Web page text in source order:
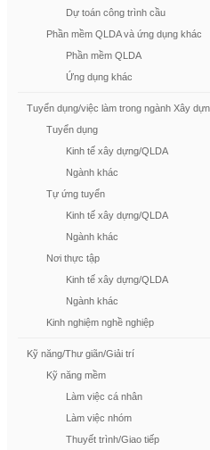
Dự toán công trình cầu
Phần mềm QLDA và ứng dụng khác
Phần mềm QLDA
Ứng dụng khác
Tuyển dụng/việc làm trong ngành Xây
Tuyển dụng
Kinh tế xây dựng/QLDA
Ngành khác
Tự ứng tuyển
Kinh tế xây dựng/QLDA
Ngành khác
Nơi thực tập
Kinh tế xây dựng/QLDA
Ngành khác
Kinh nghiệm nghề nghiệp
Kỹ năng/Thư giãn/Giải trí
Kỹ năng mềm
Làm việc cá nhân
Làm việc nhóm
Thuyết trình/Giao tiếp